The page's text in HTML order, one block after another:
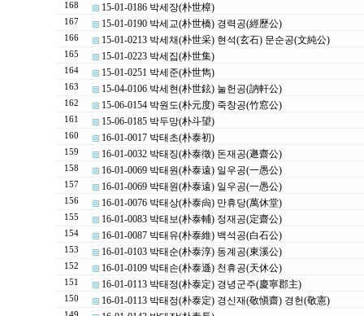
168 15-01-0186 박세장(朴世樟)
167 15-01-0190 박세교(朴世橋) 경력공(經歷公)
166 15-01-0213 박세채(朴世采) 현석(玄石) 문순공(文純公)
165 15-01-0223 박세집(朴世集)
164 15-01-0251 박세준(朴世雋)
163 15-04-0106 박세현(朴世鉉) 눌헌공(訥軒公)
162 15-06-0154 박원도(朴元度) 죽창공(竹窓公)
161 15-06-0185 박두망(朴斗望)
160 16-01-0017 박태초(朴泰初)
159 16-01-0032 박태징(朴泰徵) 돈재공(遯齋公)
158 16-01-0069 박태원(朴泰遠) 일우공(一愚公)
157 16-01-0069 박태원(朴泰遠) 일우공(一愚公)
156 16-01-0076 박태상(朴泰尙) 만휴당(萬休堂)
155 16-01-0083 박태보(朴泰輔) 정재공(定齋公)
154 16-01-0087 박태유(朴泰維) 백석공(白石公)
153 16-01-0103 박태순(朴泰淳) 동계공(東溪公)
152 16-01-0109 박태손(朴泰遜) 천휴공(天休公)
151 16-01-0113 박태정(朴泰定) 경녕군주(慶寧郡主)
150 16-01-0113 박태정(朴泰定) 경신재(敬愼齋) 경헌(敬憲)